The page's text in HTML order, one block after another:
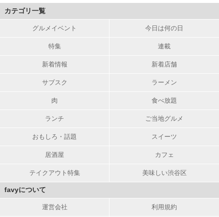
カテゴリ一覧
グルメイベント 今日は何の日
特集 連載
新着情報 新着店舗
サブスク ラーメン
肉 食べ放題
ランチ ご当地グルメ
おもしろ・話題 スイーツ
居酒屋 カフェ
テイクアウト特集 美味しい渋谷区
favyについて
運営会社 利用規約